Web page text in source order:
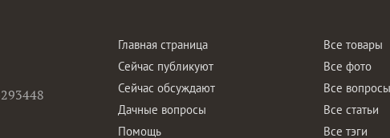
Главная страница
Сейчас публикуют
Сейчас обсуждают
Дачные вопросы
Помощь
Все товары
Все фото
Все вопросы
Все статьи
Все тэги